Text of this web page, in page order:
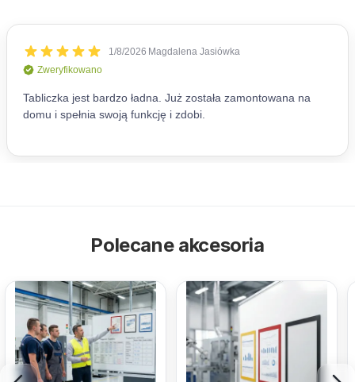
Polecane akcesoria